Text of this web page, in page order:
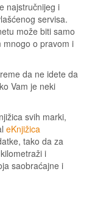
najstručnijeg i
servisa.
može biti samo
mnogo o pravom i
da ne idete da
Vam je neki
svih marki,
eKnjižica
tako da za
i
saobraćajne i